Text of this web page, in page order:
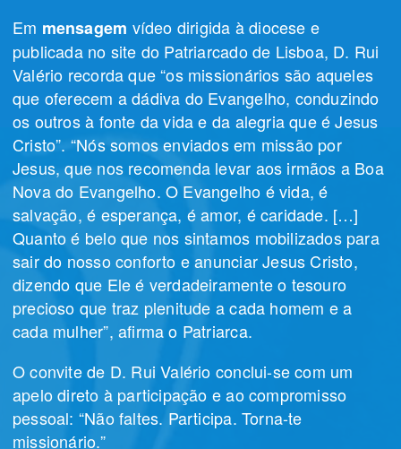
Em mensagem vídeo dirigida à diocese e
publicada no site do Patriarcado de Lisboa, D. Rui
Valério recorda que “os missionários são aqueles
que oferecem a dádiva do Evangelho, conduzindo
os outros à fonte da vida e da alegria que é Jesus
Cristo”. “Nós somos enviados em missão por
Jesus, que nos recomenda levar aos irmãos a Boa
Nova do Evangelho. O Evangelho é vida, é
salvação, é esperança, é amor, é caridade. […]
Quanto é belo que nos sintamos mobilizados para
sair do nosso conforto e anunciar Jesus Cristo,
dizendo que Ele é verdadeiramente o tesouro
precioso que traz plenitude a cada homem e a
cada mulher”, afirma o Patriarca.
O convite de D. Rui Valério conclui-se com um
apelo direto à participação e ao compromisso
pessoal: “Não faltes. Participa. Torna-te
missionário.”